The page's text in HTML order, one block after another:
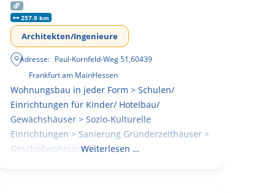
257.9 km
Architekten/Ingenieure
Adresse: Paul-Kornfeld-Weg 51,60439
Frankfurt am MainHessen
Wohnungsbau in jeder Form > Schulen/
Einrichtungen für Kinder/ Hotelbau/
Gewächshäuser > Sozio-Kulturelle
Einrichtungen > Sanierung Gründerzeithäuser >
GeschoßwohnungsbauWeiterlesen …